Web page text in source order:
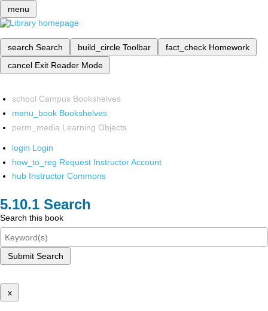
menu
search Search build_circle Toolbar fact_check Homework
cancel Exit Reader Mode
school Campus Bookshelves
menu_book Bookshelves
perm_media Learning Objects
login Login
how_to_reg Request Instructor Account
hub Instructor Commons
Search
Search this book
Submit Search
x